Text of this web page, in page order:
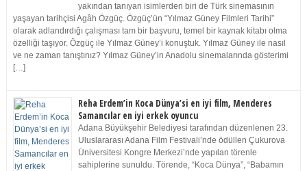
yakından tanıyan isimlerden biri de Türk sinemasının
yaşayan tarihçisi Agâh Özgüç. Özgüç’ün “Yılmaz Güney Filmleri Tarihi”
olarak adlandırdığı çalışması tam bir başvuru, temel bir kaynak kitabı olma
özelliği taşıyor. Özgüç ile Yılmaz Güney’i konuştuk. Yılmaz Güney ile nasıl
ve ne zaman tanıştınız? Yılmaz Güney’in Anadolu sinemalarında gösterimi
[…]
Reha Erdem’in Koca Dünya’si en iyi film, Menderes
Samancılar en iyi erkek oyuncu
Adana Büyükşehir Belediyesi tarafından düzenlenen 23.
Uluslararası Adana Film Festivali’nde ödüllen Çukurova
Üniversitesi Kongre Merkezi’nde yapılan törenle
sahiplerine sunuldu. Törende, “Koca Dünya”, “Babamın